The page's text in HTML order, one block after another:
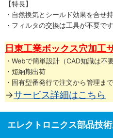
【特長】
・自然換気とシールド効果を合せ
・フィルタの交換は工具が不要です
日東工業ボックス穴加工
・Webで簡単設計（CAD知識は不要
・短納期出荷
・固有型番発行で注文から管理ま
→サービス詳細はこちら
エレクトロニクス部品技